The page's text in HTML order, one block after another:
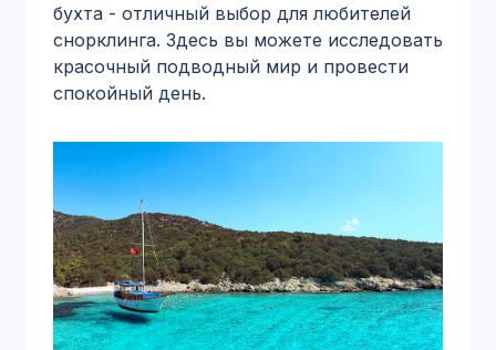
бухта - отличный выбор для любителей
снорклинга. Здесь вы можете исследовать
красочный подводный мир и провести
спокойный день.